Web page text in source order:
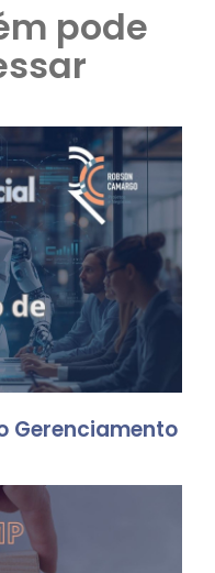
pode
Gerenciamento